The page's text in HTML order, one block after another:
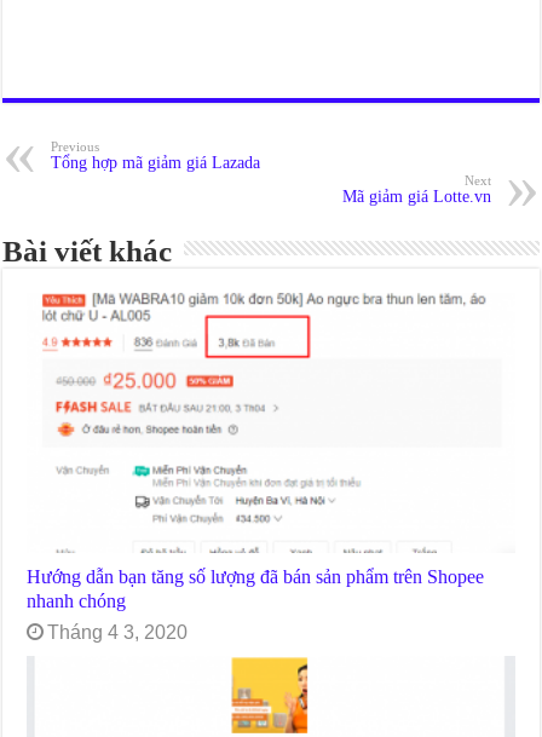
Previous
Tổng hợp mã giảm giá Lazada
Next
Mã giảm giá Lotte.vn
Bài viết khác
Hướng dẫn bạn tăng số lượng đã bán sản phẩm trên Shopee
nhanh chóng
Tháng 4 3, 2020